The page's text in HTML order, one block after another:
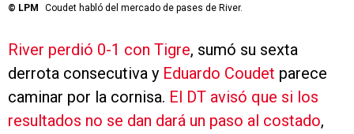
© LPM Coudet habló del mercado de pases de River.
River perdió 0-1 con Tigre, sumó su sexta
derrota consecutiva y Eduardo Coudet parece
caminar por la cornisa. El DT avisó que si los
resultados no se dan dará un paso al costado,